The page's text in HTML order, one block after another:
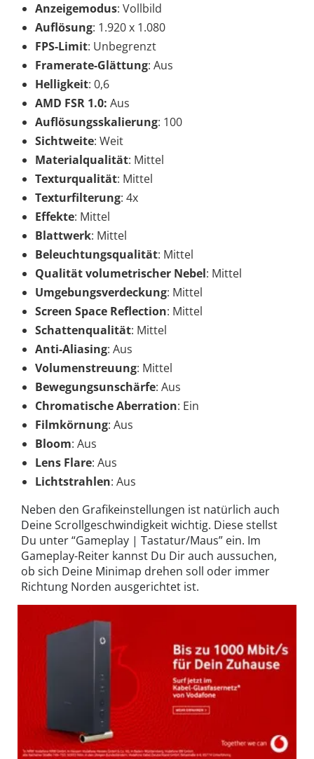
Anzeigemodus: Vollbild
Auflösung: 1.920 x 1.080
FPS-Limit: Unbegrenzt
Framerate-Glättung: Aus
Helligkeit: 0,6
AMD FSR 1.0: Aus
Auflösungsskalierung: 100
Sichtweite: Weit
Materialqualität: Mittel
Texturqualität: Mittel
Texturfilterung: 4x
Effekte: Mittel
Blattwerk: Mittel
Beleuchtungsqualität: Mittel
Qualität volumetrischer Nebel: Mittel
Umgebungsverdeckung: Mittel
Screen Space Reflection: Mittel
Schattenqualität: Mittel
Anti-Aliasing: Aus
Volumenstreuung: Mittel
Bewegungsunschärfe: Aus
Chromatische Aberration: Ein
Filmkörnung: Aus
Bloom: Aus
Lens Flare: Aus
Lichtstrahlen: Aus
Neben den Grafikeinstellungen ist natürlich auch
Deine Scrollgeschwindigkeit wichtig. Diese stellst
Du unter “Gameplay | Tastatur/Maus” ein. Im
Gameplay-Reiter kannst Du Dir auch aussuchen,
ob sich Deine Minimap drehen soll oder immer
Richtung Norden ausgerichtet ist.